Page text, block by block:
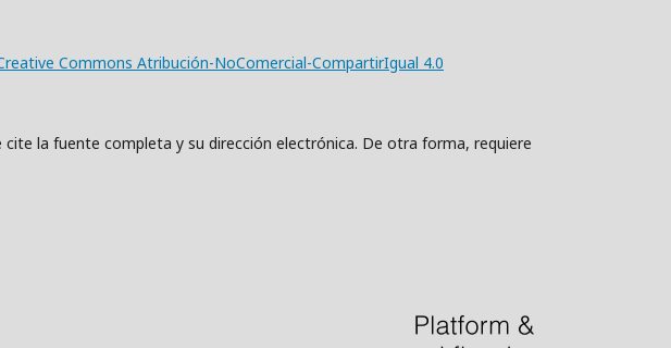
Commons Atribución-NoComercial-CompartirIgual 4.0
la fuente completa y su dirección electrónica. De otra forma, requiere